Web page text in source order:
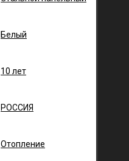
Белый
10 лет
РОССИЯ
Отопление